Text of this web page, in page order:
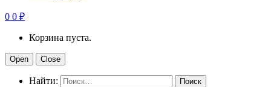
0 0 ₽
Корзина пуста.
Open Close
Найти: